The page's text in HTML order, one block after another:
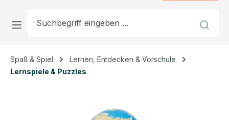
Spaß & Spiel
Lernen, Entdecken & Vorschule
Lernspiele & Puzzles